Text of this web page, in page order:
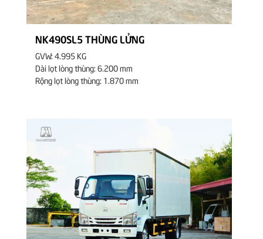
NK490SL5 THÙNG LỬNG
GVW: 4.995 KG
Dài lọt lòng thùng: 6.200 mm
Rộng lọt lòng thùng: 1.870 mm
PHỤ TÙNG
LIÊN HỆ
TÌM ĐẠI LÝ
0898.673.333 Dịch
vụ: 0938.228.843
- 0906.778.842